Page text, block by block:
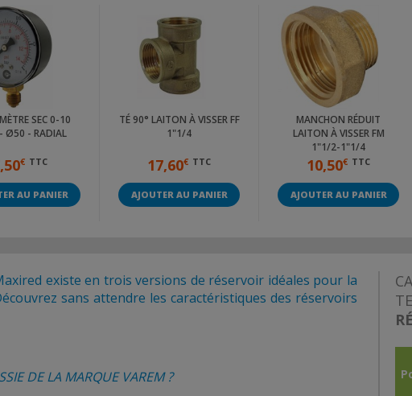
SEC 0-10
Ø50 - RADIAL
€ TTC
AU PANIER
TÉ 90° LAITON À VISSER FF
1"1/4
17,60€ TTC
AJOUTER AU PANIER
MANCHON RÉDUIT
LAITON À VISSER FM
1"1/2-1"1/4
10,50€ TTC
AJOUTER AU PANIER
existe en trois versions de réservoir idéales pour la
sans attendre les caractéristiques des réservoirs
DE LA MARQUE VAREM?